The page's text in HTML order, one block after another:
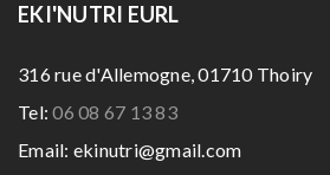
EKI'NUTRI EURL
316 rue d'Allemogne, 01710 Thoiry
Tel:06 08 67 13 83
Email: ekinutri@gmail.com